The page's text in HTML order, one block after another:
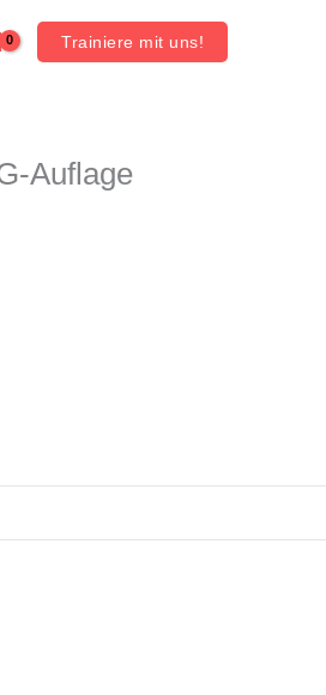
Trainiere mit uns!
Auflage